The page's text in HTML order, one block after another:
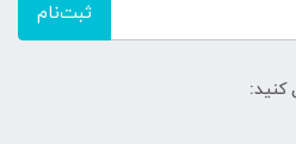
ثبت‌نام
کنید: